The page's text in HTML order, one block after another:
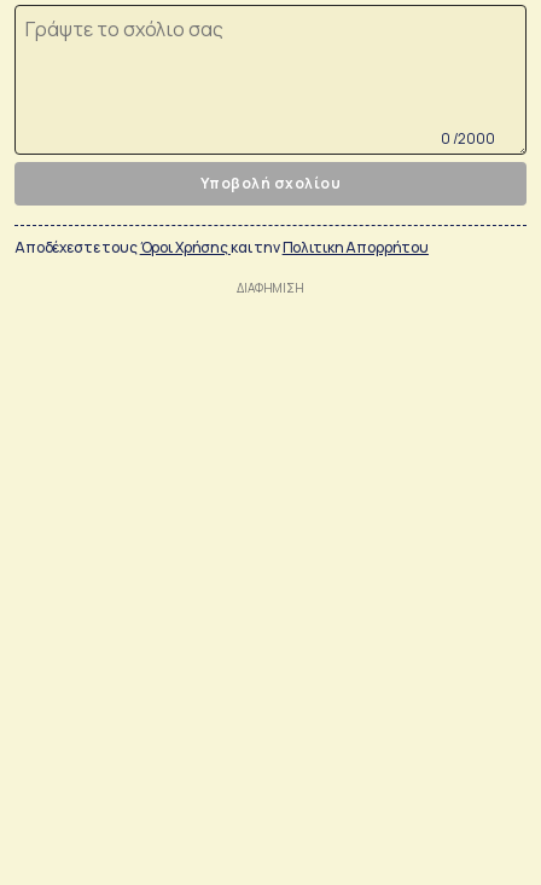
0 /2000
Υποβολή σχολίου
Αποδέχεστε τουςΌροι Χρήσηςκαι τηνΠολιτικη Απορρήτου